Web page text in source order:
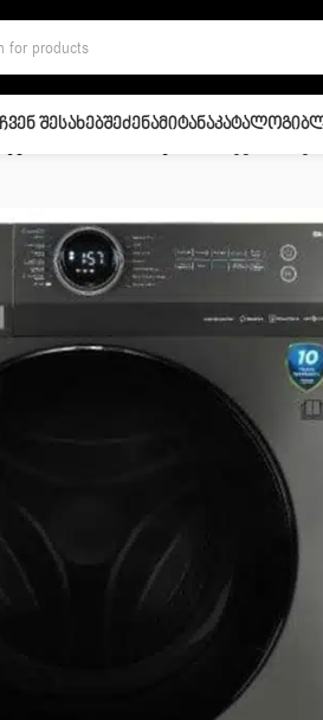
Ჩვენ ᲨესახებᲨეძენაᲛიტანაᲙატალოგი